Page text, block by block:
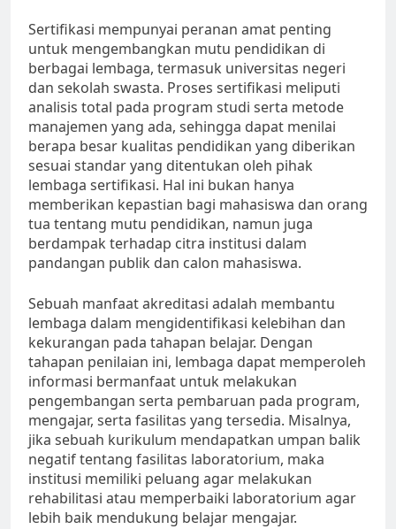
Sertifikasi mempunyai peranan amat penting
untuk mengembangkan mutu pendidikan di
berbagai lembaga, termasuk universitas negeri
dan sekolah swasta. Proses sertifikasi meliputi
analisis total pada program studi serta metode
manajemen yang ada, sehingga dapat menilai
berapa besar kualitas pendidikan yang diberikan
sesuai standar yang ditentukan oleh pihak
lembaga sertifikasi. Hal ini bukan hanya
memberikan kepastian bagi mahasiswa dan orang
tua tentang mutu pendidikan, namun juga
berdampak terhadap citra institusi dalam
pandangan publik dan calon mahasiswa.
Sebuah manfaat akreditasi adalah membantu
lembaga dalam mengidentifikasi kelebihan dan
kekurangan pada tahapan belajar. Dengan
tahapan penilaian ini, lembaga dapat memperoleh
informasi bermanfaat untuk melakukan
pengembangan serta pembaruan pada program,
mengajar, serta fasilitas yang tersedia. Misalnya,
jika sebuah kurikulum mendapatkan umpan balik
negatif tentang fasilitas laboratorium, maka
institusi memiliki peluang agar melakukan
rehabilitasi atau memperbaiki laboratorium agar
lebih baik mendukung belajar mengajar.